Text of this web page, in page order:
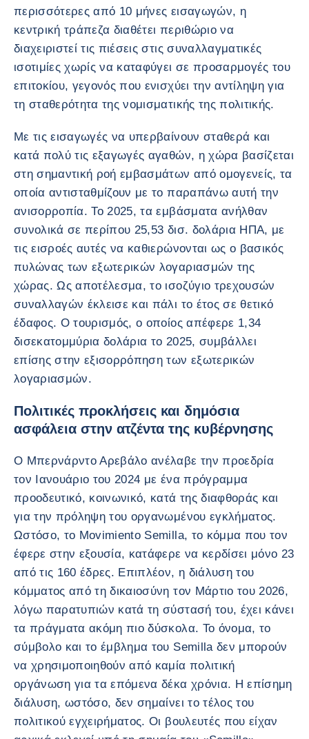
περισσότερες από 10 μήνες εισαγωγών, η
κεντρική τράπεζα διαθέτει περιθώριο να
διαχειριστεί τις πιέσεις στις συναλλαγματικές
ισοτιμίες χωρίς να καταφύγει σε προσαρμογές του
επιτοκίου, γεγονός που ενισχύει την αντίληψη για
τη σταθερότητα της νομισματικής της πολιτικής.
Με τις εισαγωγές να υπερβαίνουν σταθερά και
κατά πολύ τις εξαγωγές αγαθών, η χώρα βασίζεται
στη σημαντική ροή εμβασμάτων από ομογενείς, τα
οποία αντισταθμίζουν με το παραπάνω αυτή την
ανισορροπία. Το 2025, τα εμβάσματα ανήλθαν
συνολικά σε περίπου 25,53 δισ. δολάρια ΗΠΑ, με
τις εισροές αυτές να καθιερώνονται ως ο βασικός
πυλώνας των εξωτερικών λογαριασμών της
χώρας. Ως αποτέλεσμα, το ισοζύγιο τρεχουσών
συναλλαγών έκλεισε και πάλι το έτος σε θετικό
έδαφος. Ο τουρισμός, ο οποίος απέφερε 1,34
δισεκατομμύρια δολάρια το 2025, συμβάλλει
επίσης στην εξισορρόπηση των εξωτερικών
λογαριασμών.
Πολιτικές προκλήσεις και δημόσια
ασφάλεια στην ατζέντα της κυβέρνησης
Ο Μπερνάρντο Αρεβάλο ανέλαβε την προεδρία
τον Ιανουάριο του 2024 με ένα πρόγραμμα
προοδευτικό, κοινωνικό, κατά της διαφθοράς και
για την πρόληψη του οργανωμένου εγκλήματος.
Ωστόσο, το Movimiento Semilla, το κόμμα που τον
έφερε στην εξουσία, κατάφερε να κερδίσει μόνο 23
από τις 160 έδρες. Επιπλέον, η διάλυση του
κόμματος από τη δικαιοσύνη τον Μάρτιο του 2026,
λόγω παρατυπιών κατά τη σύστασή του, έχει κάνει
τα πράγματα ακόμη πιο δύσκολα. Το όνομα, το
σύμβολο και το έμβλημα του Semilla δεν μπορούν
να χρησιμοποιηθούν από καμία πολιτική
οργάνωση για τα επόμενα δέκα χρόνια. Η επίσημη
διάλυση, ωστόσο, δεν σημαίνει το τέλος του
πολιτικού εγχειρήματος. Οι βουλευτές που είχαν